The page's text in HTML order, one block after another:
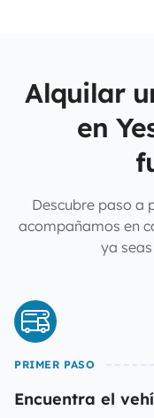
Alquilar
en
Descubre paso a
acompañamos en
ya
PRIMER PASO
Encuentra el